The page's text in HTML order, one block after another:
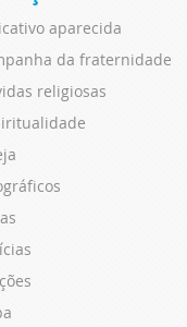
aparecida
da fraternidade
religiosas